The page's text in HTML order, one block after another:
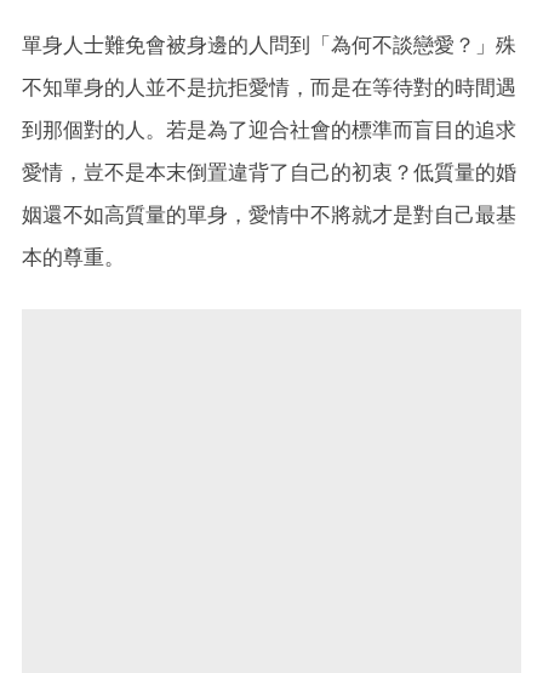
單身人士難免會被身邊的人問到「為何不談戀愛？」殊
不知單身的人並不是抗拒愛情，而是在等待對的時間遇
到那個對的人。若是為了迎合社會的標準而盲目的追求
愛情，豈不是本末倒置違背了自己的初衷？低質量的婚
姻還不如高質量的單身，愛情中不將就才是對自己最基
本的尊重。